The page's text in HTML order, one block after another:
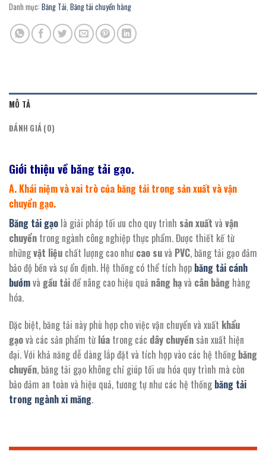
Danh mục: Băng Tải, Băng tải chuyển hàng
MÔ TẢ
ĐÁNH GIÁ (0)
Giới thiệu về băng tải gạo.
A. Khái niệm và vai trò của băng tải trong sản xuất và vận
chuyển gạo.
Băng tải gạo là giải pháp tối ưu cho quy trình sản xuất và vận
chuyển trong ngành công nghiệp thực phẩm. Được thiết kế từ
nhữngvật liệu chất lượng cao như cao suvà PVC, băng tải gạo đảm
bảo độ bền và sự ổn định. Hệ thống có thể tích hợp băng tải cánh
bướmvà gầu tảiđể nâng cao hiệu quả nâng hạvà cân bằng hàng
hóa.
Đặc biệt, băng tải này phù hợp cho việc vận chuyển và xuất khẩu
gạovà các sản phẩm từ lúa trong các dây chuyền sản xuất hiện
đại. Với khả năng dễ dàng lắp đặt và tích hợp vào các hệ thống băng
chuyền, băng tải gạo không chỉ giúp tối ưu hóa quy trình mà còn
bảo đảm an toàn và hiệu quả, tương tự như các hệ thống băng tải
trong ngành xi măng.